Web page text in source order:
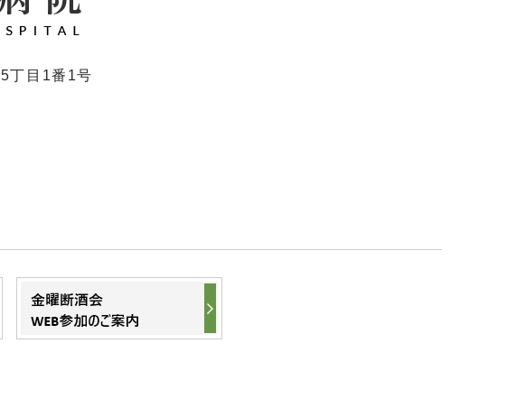
丁目1番1号